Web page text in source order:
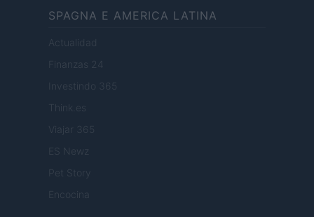
SPAGNA E AMERICA LATINA
Actualidad
Finanzas 24
Investindo 365
Think.es
Viajar 365
ES Newz
Pet Story
Encocina